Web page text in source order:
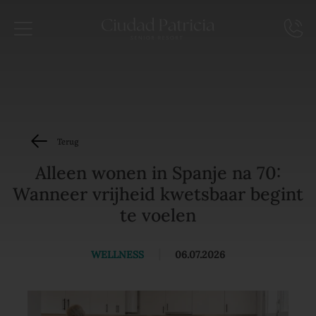
Terug
Alleen wonen in Spanje na 70:
Wanneer vrijheid kwetsbaar begint
te voelen
WELLNESS 06.07.2026